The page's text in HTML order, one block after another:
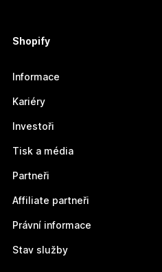
Shopify
Informace
Kariéry
Investoři
Tisk a média
Partneři
Affiliate partneři
Právní informace
Stav služby